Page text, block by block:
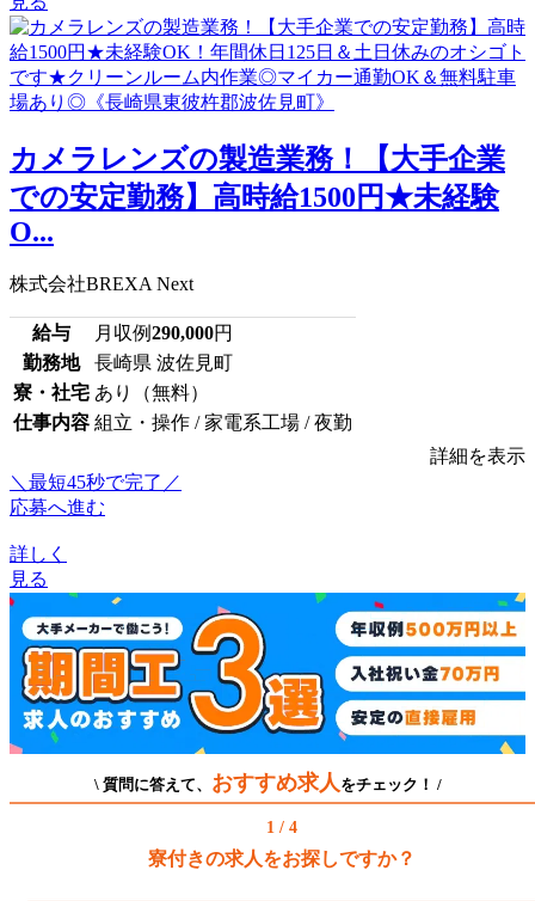
カメラレンズの製造業務！【大手企業
での安定勤務】高時給1500円★未経験
O...
株式会社BREXA Next
給与 月収例290,000円
勤務地
長崎県 波佐見町
寮・社宅 あり（無料）
仕事内容 組立・操作 / 家電系工場 / 夜勤
詳細を表示
＼最短45秒で完了／
応募へ進む
詳しく
見る
\ 質問に答えて、 おすすめ求人 をチェック！ /
1 / 4
寮付きの求人をお探しですか？